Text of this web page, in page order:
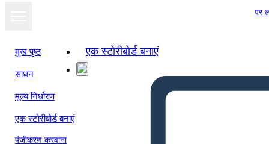
पर
मुख पृष्ठ
साधन
मूल्य निर्धारण
एक स्टोरीबोर्ड बनाएं
पंजीकरण करवाना
एक स्टोरीबोर्ड बनाएं
स्लाइड शो के रूप में
देखें